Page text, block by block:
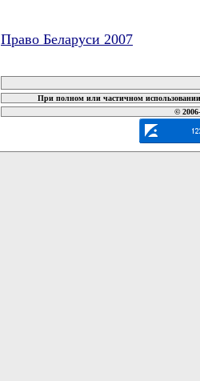
Право Беларуси 2007
При полном или частичном
©